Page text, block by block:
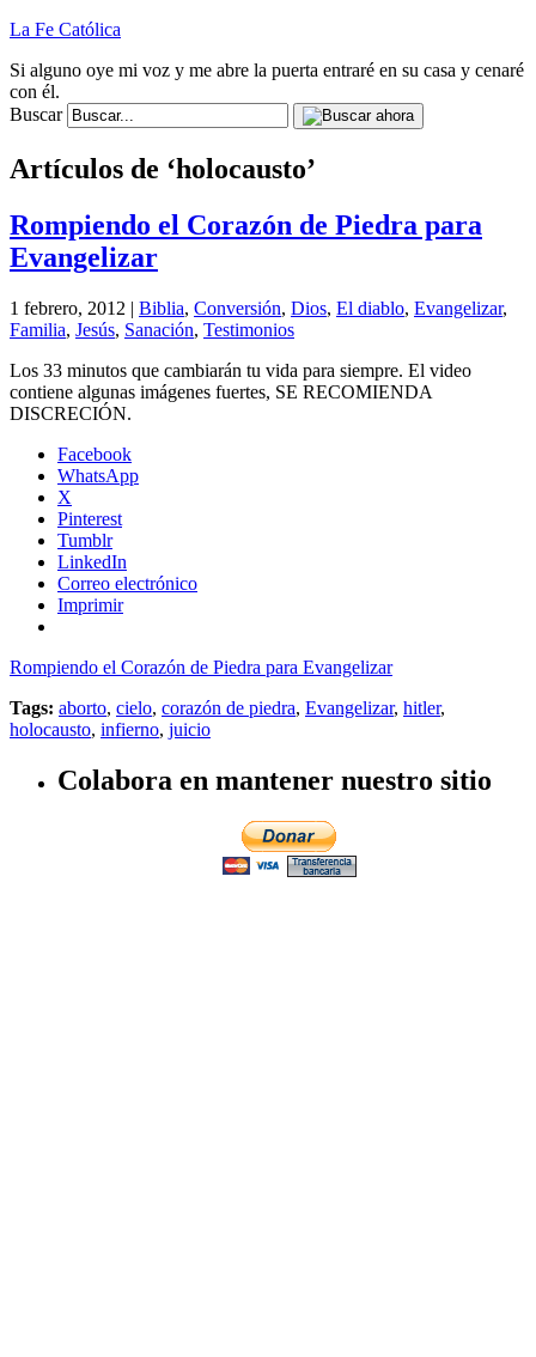
La Fe Católica
Si alguno oye mi voz y me abre la puerta entraré en su casa y cenaré
con él.
Buscar
Artículos de ‘holocausto’
Rompiendo el Corazón de Piedra para
Evangelizar
1 febrero, 2012 | Biblia, Conversión, Dios, El diablo, Evangelizar,
Familia, Jesús, Sanación, Testimonios
Los 33 minutos que cambiarán tu vida para siempre. El video
contiene algunas imágenes fuertes, SE RECOMIENDA
DISCRECIÓN.
Facebook
WhatsApp
X
Pinterest
Tumblr
LinkedIn
Correo electrónico
Imprimir
Rompiendo el Corazón de Piedra para Evangelizar
Tags: aborto, cielo, corazón de piedra, Evangelizar, hitler,
holocausto, infierno, juicio
Colabora en mantener nuestro sitio